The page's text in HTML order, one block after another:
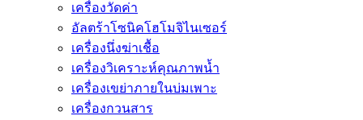
เครื่องวัดค่า
อัลตร้าโซนิคโฮโมจิไนเซอร์
เครื่องนึ่งฆ่าเชื้อ
เครื่องวิเคราะห์คุณภาพน้ำ
เครื่องเขย่าภายในบ่มเพาะ
เครื่องกวนสาร